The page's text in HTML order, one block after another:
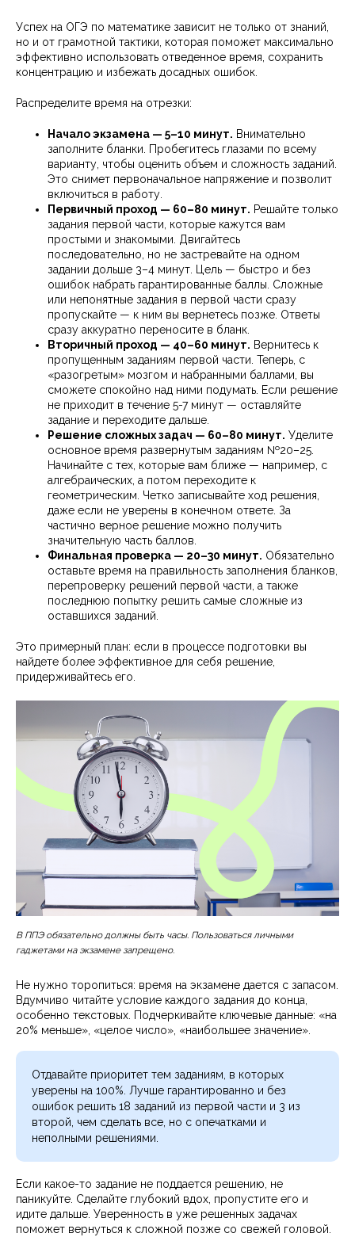
Успех на ОГЭ по математике зависит не только от знаний,
но и от грамотной тактики, которая поможет максимально
эффективно использовать отведенное время, сохранить
концентрацию и избежать досадных ошибок.
Распределите время на отрезки:
Начало экзамена — 5–10 минут. Внимательно
заполните бланки. Пробегитесь глазами по всему
варианту, чтобы оценить объем и сложность заданий.
Это снимет первоначальное напряжение и позволит
включиться в работу.
Первичный проход — 60–80 минут. Решайте только
задания первой части, которые кажутся вам
простыми и знакомыми. Двигайтесь
последовательно, но не застревайте на одном
задании дольше 3–4 минут. Цель — быстро и без
ошибок набрать гарантированные баллы. Сложные
или непонятные задания в первой части сразу
пропускайте — к ним вы вернетесь позже. Ответы
сразу аккуратно переносите в бланк.
Вторичный проход — 40–60 минут. Вернитесь к
пропущенным заданиям первой части. Теперь, с
«разогретым» мозгом и набранными баллами, вы
сможете спокойно над ними подумать. Если решение
не приходит в течение 5-7 минут — оставляйте
задание и переходите дальше.
Решение сложных задач — 60–80 минут. Уделите
основное время развернутым заданиям №20–25.
Начинайте с тех, которые вам ближе — например, с
алгебраических, а потом переходите к
геометрическим. Четко записывайте ход решения,
даже если не уверены в конечном ответе. За
частично верное решение можно получить
значительную часть баллов.
Финальная проверка — 20–30 минут. Обязательно
оставьте время на правильность заполнения бланков,
перепроверку решений первой части, а также
последнюю попытку решить самые сложные из
оставшихся заданий.
Это примерный план: если в процессе подготовки вы
найдете более эффективное для себя решение,
придерживайтесь его.
В ППЭ обязательно должны быть часы. Пользоваться личными
гаджетами на экзамене запрещено.
Не нужно торопиться: время на экзамене дается с запасом.
Вдумчиво читайте условие каждого задания до конца,
особенно текстовых. Подчеркивайте ключевые данные: «на
20% меньше», «целое число», «наибольшее значение».
Отдавайте приоритет тем заданиям, в которых
уверены на 100%. Лучше гарантированно и без
ошибок решить 18 заданий из первой части и 3 из
второй, чем сделать все, но с опечатками и
неполными решениями.
Если какое-то задание не поддается решению, не
паникуйте. Сделайте глубокий вдох, пропустите его и
идите дальше. Уверенность в уже решенных задачах
поможет вернуться к сложной позже со свежей головой.